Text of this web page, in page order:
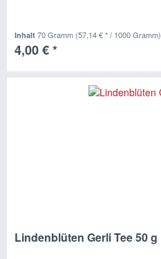
Inhalt70 Gramm (57,14 € * / 1000 Gramm)
4,00 € *
Lindenblüten Gerli Tee 50 g